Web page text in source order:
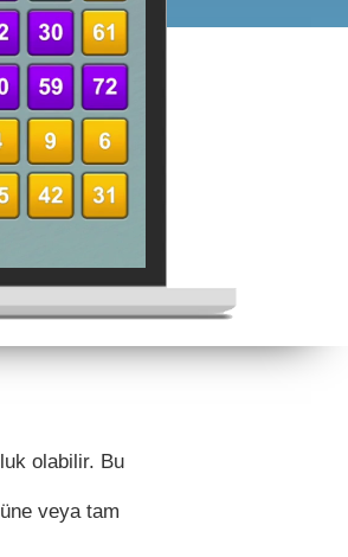
olabilir. Bu
veya tam